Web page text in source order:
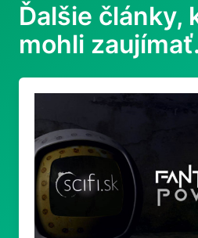
Ďalšie články,
mohli